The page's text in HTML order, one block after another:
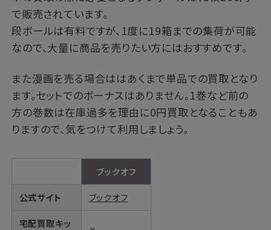
で販売されています。
段ボールは有料ですが、1度に19箱までの集荷が可能
なので、大量に商品を売りたい方にはおすすめです。
また漫画を売る場合ははあくまで単品での買取となり
ます。セットでのボーナスはありません。1巻など前の
方の巻数は在庫過多を理由に0円買取となることもあ
りますので、気をつけて利用しましょう。
ブックオフ
公式サイト ブックオフ
宅配買取キッ